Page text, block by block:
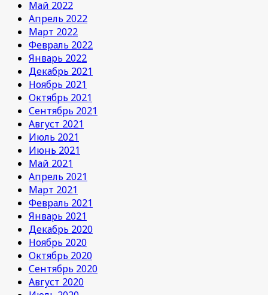
Май 2022
Апрель 2022
Март 2022
Февраль 2022
Январь 2022
Декабрь 2021
Ноябрь 2021
Октябрь 2021
Сентябрь 2021
Август 2021
Июль 2021
Июнь 2021
Май 2021
Апрель 2021
Март 2021
Февраль 2021
Январь 2021
Декабрь 2020
Ноябрь 2020
Октябрь 2020
Сентябрь 2020
Август 2020